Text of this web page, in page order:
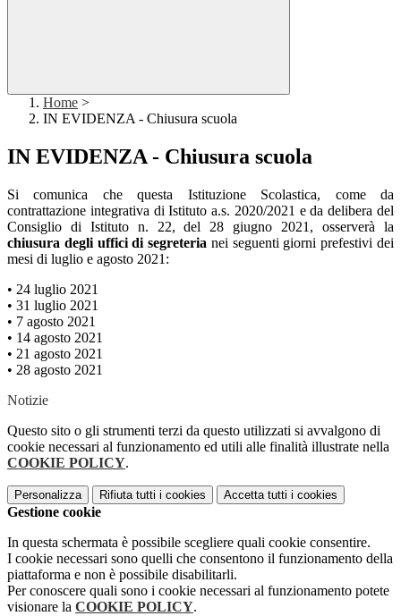
Home >
IN EVIDENZA - Chiusura scuola
IN EVIDENZA - Chiusura scuola
Si comunica che questa Istituzione Scolastica, come da
contrattazione integrativa di Istituto a.s. 2020/2021 e da delibera del
Consiglio di Istituto n. 22, del 28 giugno 2021, osserverà la
chiusura degli uffici di segreteria nei seguenti giorni prefestivi dei
mesi di luglio e agosto 2021:
• 24 luglio 2021
• 31 luglio 2021
• 7 agosto 2021
• 14 agosto 2021
• 21 agosto 2021
• 28 agosto 2021
Notizie
Questo sito o gli strumenti terzi da questo utilizzati si avvalgono di
cookie necessari al funzionamento ed utili alle finalità illustrate nella
COOKIE POLICY.
Personalizza Rifiuta tutti i cookies Accetta tutti i cookies
Gestione cookie
In questa schermata è possibile scegliere quali cookie consentire.
I cookie necessari sono quelli che consentono il funzionamento della
piattaforma e non è possibile disabilitarli.
Per conoscere quali sono i cookie necessari al funzionamento potete
visionare la COOKIE POLICY.